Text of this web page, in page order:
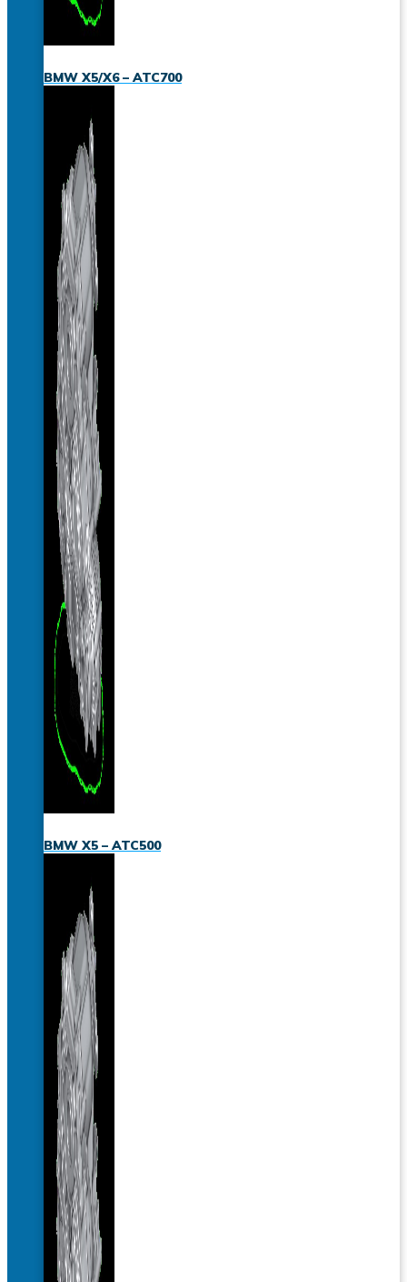
BMW X5/X6 – ATC700
BMW X5 – ATC500